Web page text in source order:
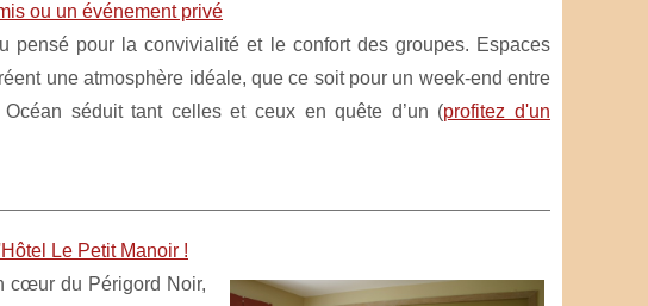
ou un événement privé
pensé pour la convivialité et le confort des groupes. Espaces
une atmosphère idéale, que ce soit pour un week-end entre
séduit tant celles et ceux en quête d’un (profitez d'un
Le Petit Manoir !
cœur du Périgord Noir,